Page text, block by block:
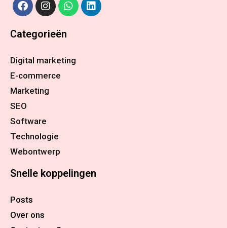
Categorieën
Digital marketing
E-commerce
Marketing
SEO
Software
Technologie
Webontwerp
Snelle koppelingen
Posts
Over ons